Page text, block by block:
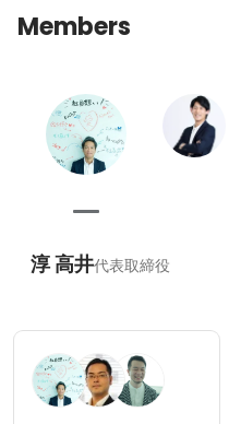
エンジニアとして40過ぎま
ジメントポジションを豊富
プアップを図っていけるよ
Members
淳 高井代表取締役